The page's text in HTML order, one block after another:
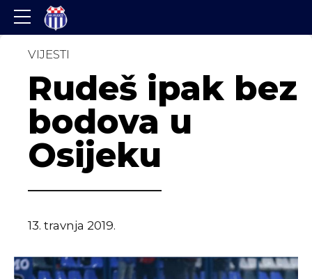
VIJESTI
Rudeš ipak bez
bodova u
Osijeku
13. travnja 2019.